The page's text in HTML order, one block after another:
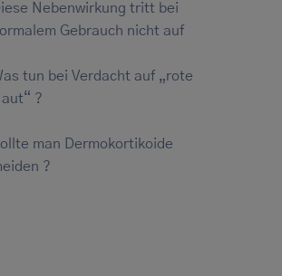
Nebenwirkung tritt bei
Gebrauch nicht auf
tun bei Verdacht auf „rote
?
man Dermokortikoide
?